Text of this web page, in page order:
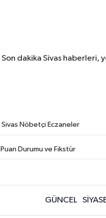
Son dakika Sivas haberleri,
Sivas Nöbetçi Eczaneler
Puan Durumu ve Fikstür
GÜNCEL